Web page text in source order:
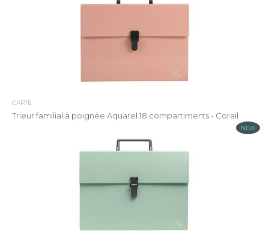
CARTE
Trieur familial à poignée Aquarel 18 compartiments - Corail
NEW